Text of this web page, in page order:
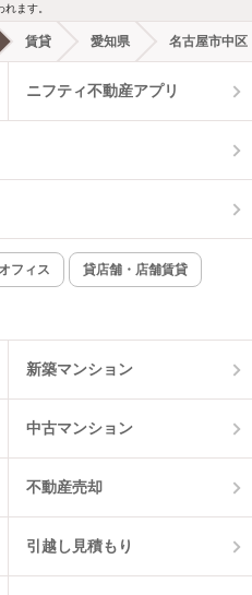
ます。
賃貸 愛知県 名古屋市中区
ニフティ不動産アプリ
フィス 貸店舗・店舗賃貸
新築マンション
中古マンション
不動産売却
引越し見積もり